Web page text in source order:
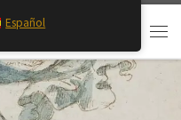
Search
Español